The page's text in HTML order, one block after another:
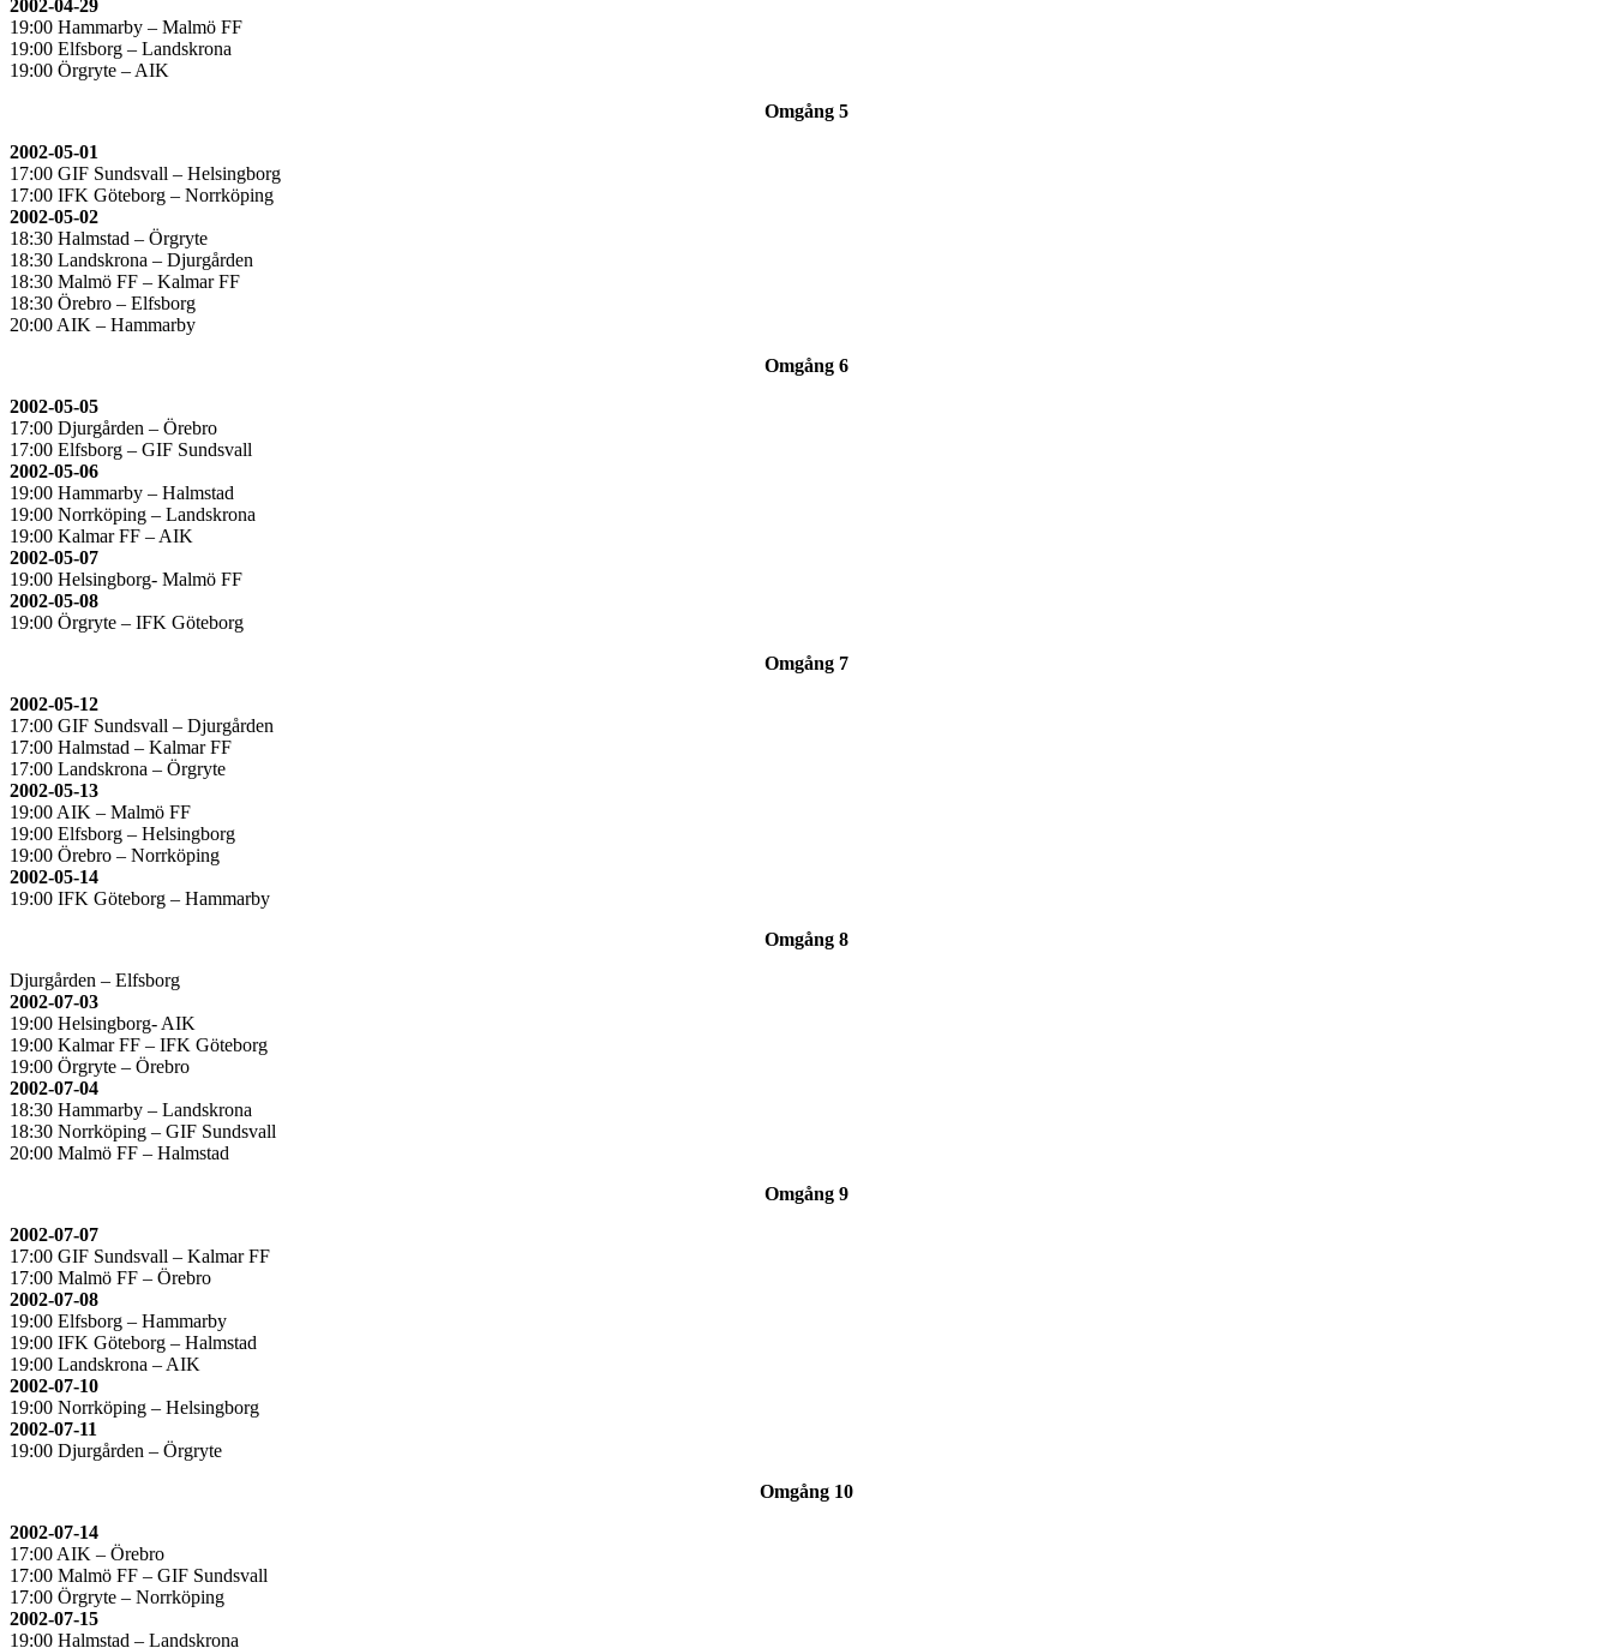
2002-04-29
19:00 Hammarby – Malmö FF
19:00 Elfsborg – Landskrona
19:00 Örgryte – AIK
Omgång 5
2002-05-01
17:00 GIF Sundsvall – Helsingborg
17:00 IFK Göteborg – Norrköping
2002-05-02
18:30 Halmstad – Örgryte
18:30 Landskrona – Djurgården
18:30 Malmö FF – Kalmar FF
18:30 Örebro – Elfsborg
20:00 AIK – Hammarby
Omgång 6
2002-05-05
17:00 Djurgården – Örebro
17:00 Elfsborg – GIF Sundsvall
2002-05-06
19:00 Hammarby – Halmstad
19:00 Norrköping – Landskrona
19:00 Kalmar FF – AIK
2002-05-07
19:00 Helsingborg- Malmö FF
2002-05-08
19:00 Örgryte – IFK Göteborg
Omgång 7
2002-05-12
17:00 GIF Sundsvall – Djurgården
17:00 Halmstad – Kalmar FF
17:00 Landskrona – Örgryte
2002-05-13
19:00 AIK – Malmö FF
19:00 Elfsborg – Helsingborg
19:00 Örebro – Norrköping
2002-05-14
19:00 IFK Göteborg – Hammarby
Omgång 8
Djurgården – Elfsborg
2002-07-03
19:00 Helsingborg- AIK
19:00 Kalmar FF – IFK Göteborg
19:00 Örgryte – Örebro
2002-07-04
18:30 Hammarby – Landskrona
18:30 Norrköping – GIF Sundsvall
20:00 Malmö FF – Halmstad
Omgång 9
2002-07-07
17:00 GIF Sundsvall – Kalmar FF
17:00 Malmö FF – Örebro
2002-07-08
19:00 Elfsborg – Hammarby
19:00 IFK Göteborg – Halmstad
19:00 Landskrona – AIK
2002-07-10
19:00 Norrköping – Helsingborg
2002-07-11
19:00 Djurgården – Örgryte
Omgång 10
2002-07-14
17:00 AIK – Örebro
17:00 Malmö FF – GIF Sundsvall
17:00 Örgryte – Norrköping
2002-07-15
19:00 Halmstad – Landskrona